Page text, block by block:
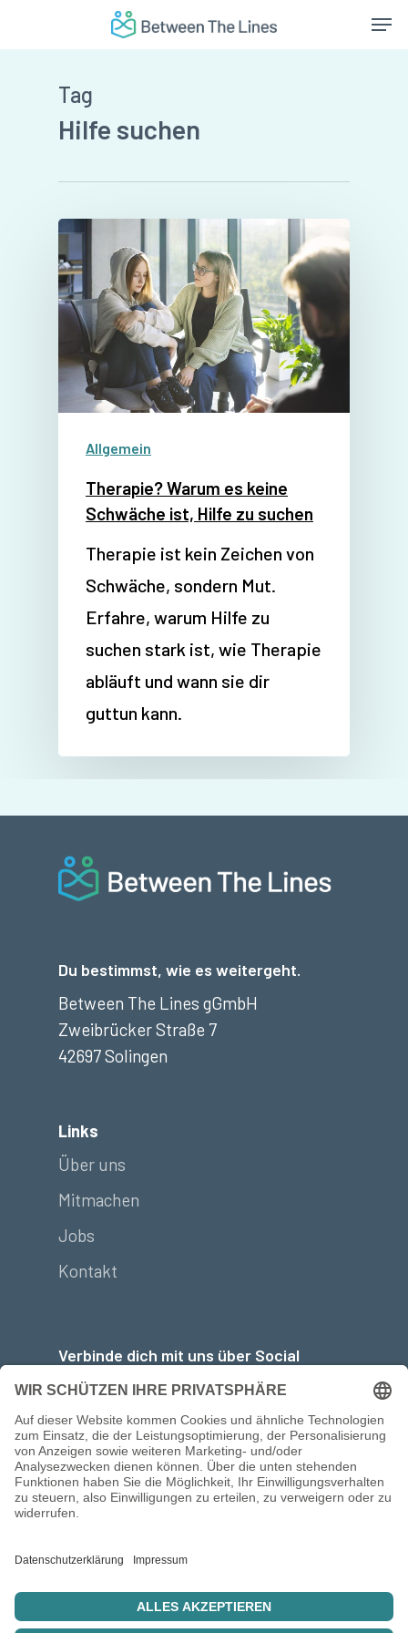
Menu
Tag
Hilfe suchen
Allgemein
Therapie? Warum es keine
Schwäche ist, Hilfe zu suchen
Therapie ist kein Zeichen von
Schwäche, sondern Mut.
Erfahre, warum Hilfe zu
suchen stark ist, wie Therapie
abläuft und wann sie dir
guttun kann.
Du bestimmst, wie es weitergeht.
Between The Lines gGmbH
Zweibrücker Straße 7
42697 Solingen
Links
Über uns
Mitmachen
Jobs
Kontakt
Verbinde dich mit uns über Social
Media: